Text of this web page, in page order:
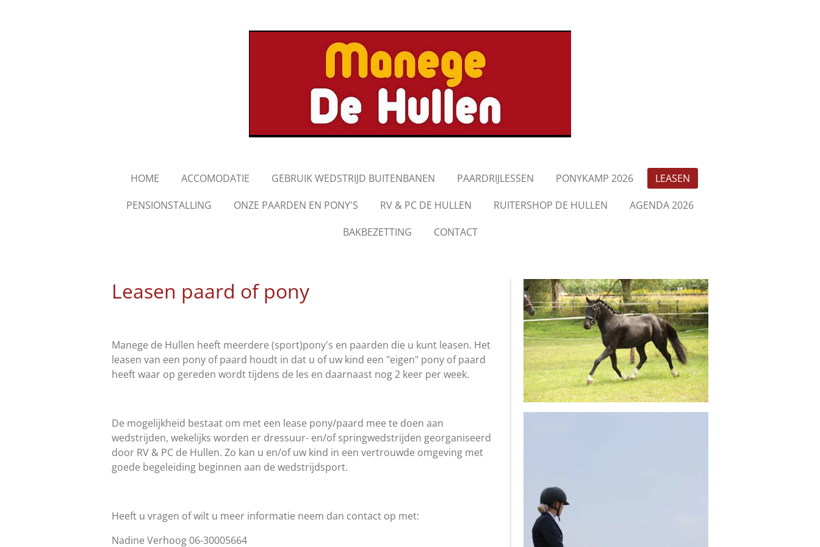
HOME ACCOMODATIE GEBRUIK WEDSTRIJD BUITENBANEN PAARDRIJLESSEN PONYKAMP 2026
LEASEN
PENSIONSTALLING
ONZE PAARDEN EN PONY'S RV & PC DE HULLEN RUITERSHOP DE HULLEN
AGENDA 2026
BAKBEZETTING
CONTACT
Leasen paard of pony
Manege de Hullen heeft meerdere (sport)pony's en paarden die u kunt leasen. Het
leasen van een pony of paard houdt in dat u of uw kind een "eigen" pony of paard
heeft waar op gereden wordt tijdens de les en daarnaast nog 2 keer per week.
De mogelijkheid bestaat om met een lease pony/paard mee te doen aan
wedstrijden, wekelijks worden er dressuur- en/of springwedstrijden georganiseerd
door RV & PC de Hullen. Zo kan u en/of uw kind in een vertrouwde omgeving met
goede begeleiding beginnen aan de wedstrijdsport.
Heeft u vragen of wilt u meer informatie neem dan contact op met:
Nadine Verhoog 06-30005664